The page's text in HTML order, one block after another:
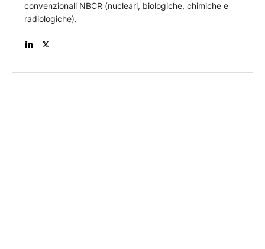
convenzionali NBCR (nucleari, biologiche, chimiche e
radiologiche).